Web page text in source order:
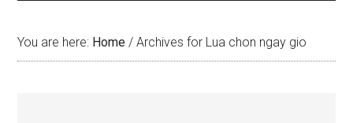
You are here: Home / Archives for Lua chon ngay gio